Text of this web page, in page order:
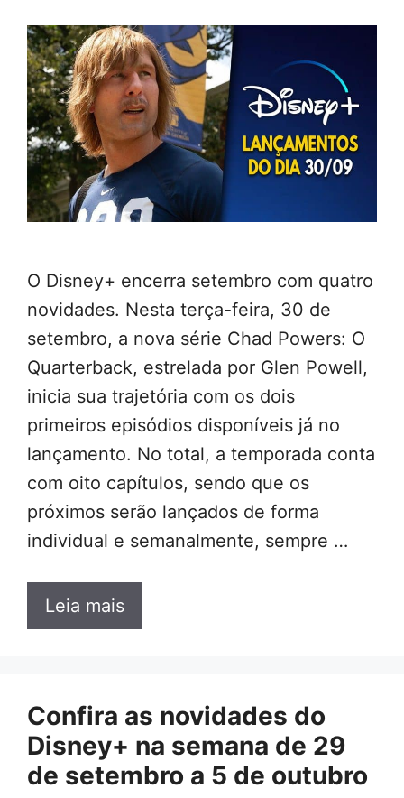
O Disney+ encerra setembro com quatro
novidades. Nesta terça-feira, 30 de
setembro, a nova série Chad Powers: O
Quarterback, estrelada por Glen Powell,
inicia sua trajetória com os dois
primeiros episódios disponíveis já no
lançamento. No total, a temporada conta
com oito capítulos, sendo que os
próximos serão lançados de forma
individual e semanalmente, sempre …
Leia mais
Confira as novidades do
Disney+ na semana de 29
de setembro a 5 de outubro